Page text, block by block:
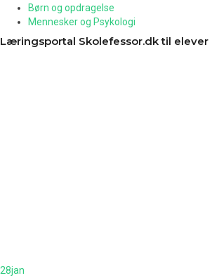
Børn og opdragelse
Mennesker og Psykologi
Læringsportal Skolefessor.dk til elever
28jan